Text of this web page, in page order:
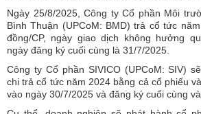
Ngày 25/8/2025, Công ty Cổ phần Môi
Bình Thuận (UPCoM: BMD) trả cổ tức
đồng/CP, ngày giao dịch không hưởng
ngày đăng ký cuối cùng là 31/7/2025.
Công ty Cổ phần SIVICO (UPCoM: SIV)
chi trả cổ tức năm 2024 bằng cả cổ phiếu
vào ngày 30/7/2025 và đăng ký cuối cùng